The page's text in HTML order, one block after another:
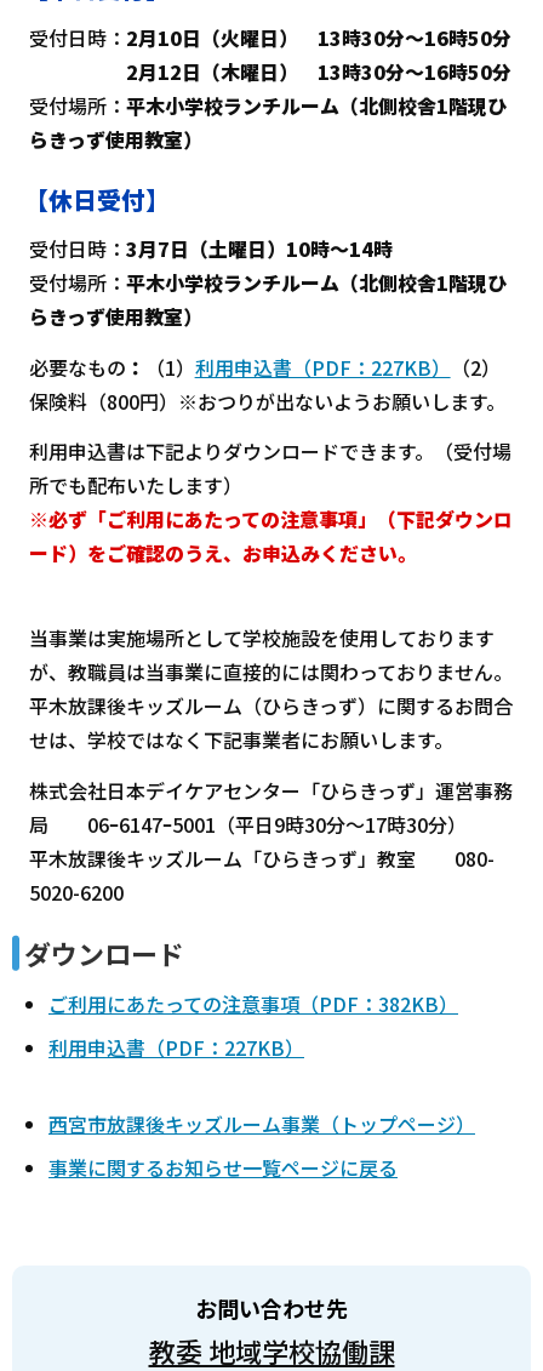
受付日時： 2月10日（火曜日） 13時30分～16時50分
2月12日（木曜日） 13時30分～16時50分
受付場所： 平木小学校ランチルーム（北側校舎1階現ひ
らきっず使用教室）
【休日受付】
受付日時： 3月7日（土曜日）10時～14時
受付場所： 平木小学校ランチルーム（北側校舎1階現ひ
らきっず使用教室）
必要なもの ： （1） 利用申込書（PDF：227KB）
（2）
保険料（800円）※おつりが出ないようお願いします。
利用申込書は下記よりダウンロードできます。（受付場
所でも配布いたします）
※必ず「ご利用にあたっての注意事項」（下記ダウンロ
ード）をご確認のうえ、お申込みください。
当事業は実施場所として学校施設を使用しております
が、教職員は当事業に直接的には関わっておりません。
平木放課後キッズルーム（ひらきっず）に関するお問合
せは、学校ではなく下記事業者にお願いします。
株式会社日本デイケアセンター「ひらきっず」運営事務
局 06ｰ6147ｰ5001（平日9時30分～17時30分）
平木放課後キッズルーム「ひらきっず」教室 080-
5020-6200
ダウンロード
ご利用にあたっての注意事項（PDF：382KB）
利用申込書（PDF：227KB）
西宮市放課後キッズルーム事業（トップページ）
事業に関するお知らせ一覧ページに戻る
お問い合わせ先
教委 地域学校協働課